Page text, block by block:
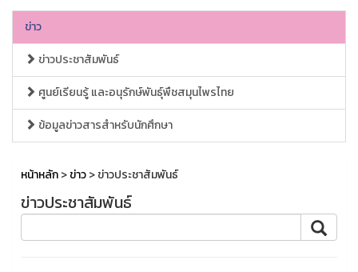
ข่าว
ข่าวประชาสัมพันธ์
ศูนย์เรียนรู้ และอนุรักษ์พันธุ์พืชสมุนไพรไทย
ข้อมูลข่าวสารสำหรับนักศึกษา
หน้าหลัก>ข่าว> ข่าวประชาสัมพันธ์
ข่าวประชาสัมพันธ์